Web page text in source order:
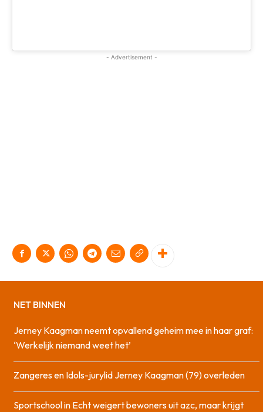
- Advertisement -
NET BINNEN
Jerney Kaagman neemt opvallend geheim mee in haar graf:
‘Werkelijk niemand weet het’
Zangeres en Idols-jurylid Jerney Kaagman (79) overleden
Sportschool in Echt weigert bewoners uit azc, maar krijgt